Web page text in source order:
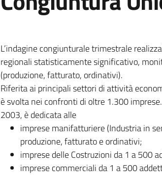
L’indagine congiunturale trimestrale
regionali statisticamente significativo,
(produzione, fatturato, ordinativi).
Riferita ai principali settori di attività
è svolta nei confronti di oltre 1.300
2003, è dedicata alle
imprese manifatturiere (Industria in
produzione, fatturato e ordinativi;
imprese delle Costruzioni da 1 a 500
imprese commerciali da 1 a 500